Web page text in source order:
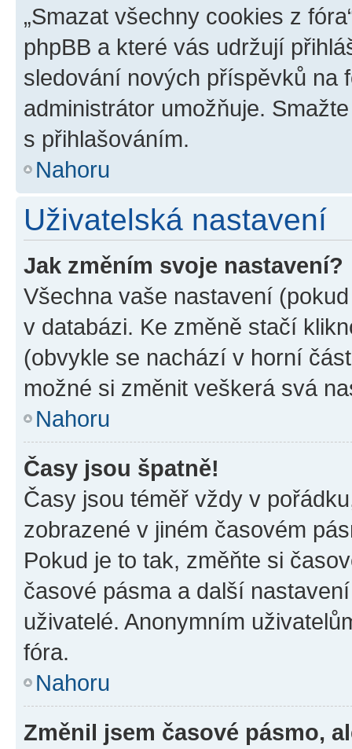
„Smazat všechny cookies z
phpBB a které vás udržují
sledování nových příspěvků na
administrátor umožňuje.
s přihlašováním.
Nahoru
Uživatelská nastavení
Jak změním svoje nastavení?
Všechna vaše nastavení
v databázi. Ke změně stačí
(obvykle se nachází v horní
možné si změnit veškerá svá
Nahoru
Časy jsou špatně!
Časy jsou téměř vždy v
zobrazené v jiném časovém
Pokud je to tak, změňte si
časové pásma a další
uživatelé. Anonymním
fóra.
Nahoru
Změnil jsem časové pásmo,